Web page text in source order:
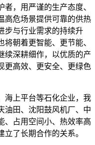
，用严谨的生产态度、
高危场景提供可靠的供热
步与行业需求的持续升
朝着更智能、更节能、
续深耕细作，以优质的产
更高效、更安全、更绿色
海上平台等石化企业，我
油田、沈阳鼓风机厂、中
、占用空间小、热效率高
了长期合作的关系。